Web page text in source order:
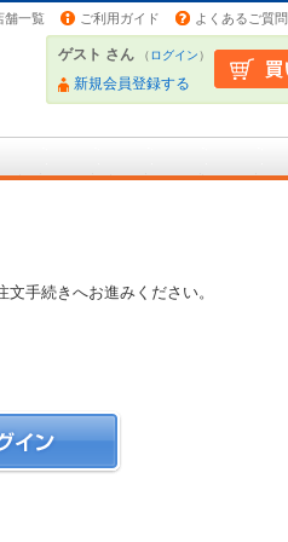
舗一覧 ご利用ガイド よくあるご質問
ゲスト さん （ログイン）
新規会員登録する
手続きへお進みください。